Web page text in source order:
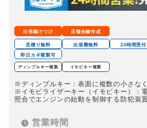
金庫カギ修理
ロッカーカギ開け
ドアノブカギ開け
ドアノブカギ交換
出張駆けつけ 店舗合鍵作成
見積り無料 出張費無料 24時間受付
即日カギ複製可
ディンプルキー複製 イモビキー複製
※ディンプルキー：表面に複数の小さな
※イモビライザーキー（イモビキー）：
照合でエンジンの始動を制御する防犯装
営業時間